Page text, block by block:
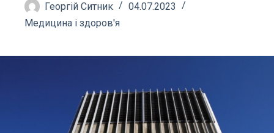
Георгій Ситник
04.07.2023
Медицина і здоров'я